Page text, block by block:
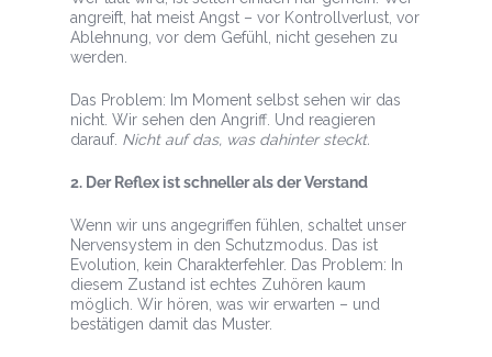
angreift, hat meist Angst – vor Kontrollverlust, vor
Ablehnung, vor dem Gefühl, nicht gesehen zu
werden.
Das Problem: Im Moment selbst sehen wir das
nicht. Wir sehen den Angriff. Und reagieren
darauf. Nicht auf das, was dahinter steckt.
2. Der Reflex ist schneller als der Verstand
Wenn wir uns angegriffen fühlen, schaltet unser
Nervensystem in den Schutzmodus. Das ist
Evolution, kein Charakterfehler. Das Problem: In
diesem Zustand ist echtes Zuhören kaum
möglich. Wir hören, was wir erwarten – und
bestätigen damit das Muster.